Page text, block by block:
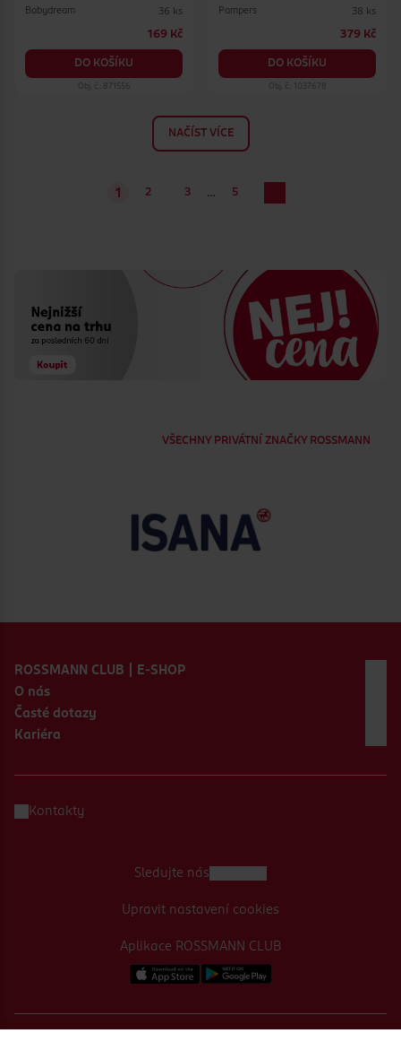
Babydream 36 ks
169 Kč
DO KOŠÍKU
Obj. č.: 871556
Pampers 38 ks
379 Kč
DO KOŠÍKU
Obj. č.: 1037678
NAČÍST VÍCE
1 2 3 … 5
VŠECHNY PRIVÁTNÍ ZNAČKY ROSSMANN
ROSSMANN CLUB | E-SHOP
O nás
Časté dotazy
Kariéra
Kontakty
Aplikace ROSSMANN CLUB
Sledujte nás
Upravit nastavení cookies